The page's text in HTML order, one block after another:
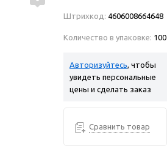
Штрихкод: 4606008664648
Количество в упаковке: 100
Авторизуйтесь, чтобы
увидеть персональные
цены и сделать заказ
Сравнить товар